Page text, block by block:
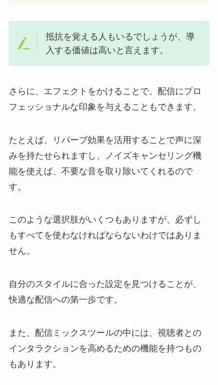
抵抗を覚える人もいるでしょうが、導
入する価値は高いと言えます。
さらに、エフェクトをかけることで、配信にプロ
フェッショナルな印象を与えることもできます。
たとえば、リバーブ効果を活用することで声に深
みを持たせられますし、ノイズキャンセリング機
能を使えば、不要な音を取り除いてくれるので
す。
このような選択肢がいくつもありますが、必ずし
もすべてを使わなければならないわけではありま
せん。
自分のスタイルに合った設定を見つけることが、
快適な配信への第一歩です。
また、配信ミックスツールの中には、視聴者との
インタラクションを高めるための機能を持つもの
もあります。